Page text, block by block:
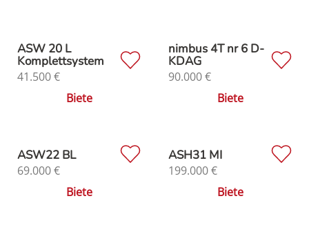
ASW 20 L
Komplettsystem
41.500€
Biete
nimbus 4T nr 6 D-
KDAG
90.000€
Biete
ASW22 BL
69.000€
Biete
ASH31 MI
199.000€
Biete